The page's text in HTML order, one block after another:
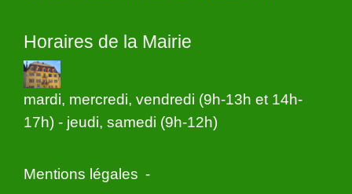
Horaires de la Mairie
mardi, mercredi, vendredi (9h-13h et 14h-
17h) - jeudi, samedi (9h-12h)
Mentions légales -